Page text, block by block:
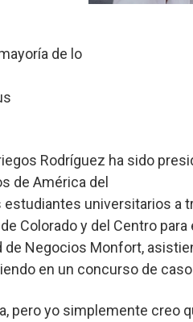
de lo
Rodríguez ha sido
de América del
universitarios a
Colorado y del Centro
Negocios Monfort,
en un concurso de
pero yo simplemente creo